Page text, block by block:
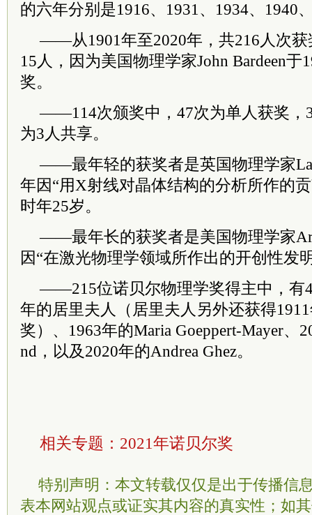
的六年分别是1916、1931、1934、1940
——从1901年至2020年，共216人次获
15人，因为美国物理学家John Bardeen于
奖。
——114次颁奖中，47次为单人获奖，
为3人共享。
——最年轻的获奖者是英国物理学家
年因“用X射线对晶体结构的分析所作的
时年25岁。
——最年长的获奖者是美国物理学家
因“在激光物理学领域所作出的开创性发
——215位诺贝尔物理学奖得主中，有
年的居里夫人（居里夫人另外还获得
奖）、1963年的Maria Goeppert-Mayer、
nd，以及2020年的Andrea Ghez。
相关专题： 2021年诺贝尔奖
特别声明：本文转载仅仅是出于传播信
表本网站观点或证实其内容的真实性；如